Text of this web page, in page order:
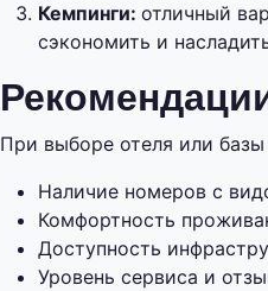
Кемпинги: отличный
сэкономить и
При выборе отеля или
Наличие номеров с
Комфортность
Доступность
Уровень сервиса и